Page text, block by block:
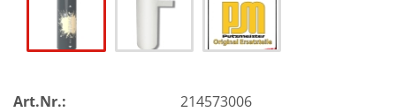
Art.Nr.:
214573006